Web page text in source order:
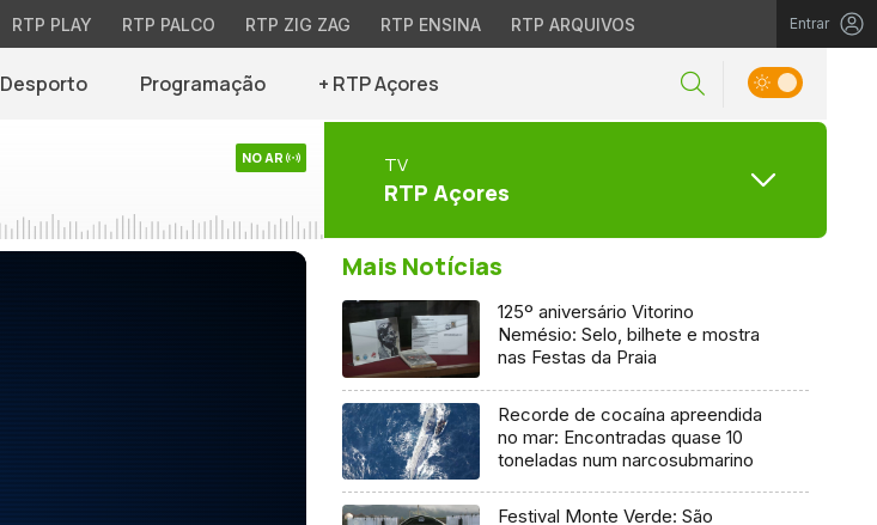
RTP PLAY RTP PALCO RTP ZIG ZAG RTP ENSINA RTP ARQUIVOS Entrar
Desporto Programação + RTP Açores
NO AR TV
RTP Açores
Mais Notícias
125º aniversário Vitorino
Nemésio: Selo, bilhete e mostra
nas Festas da Praia
Recorde de cocaína apreendida
no mar: Encontradas quase 10
toneladas num narcosubmarino
Festival Monte Verde: São